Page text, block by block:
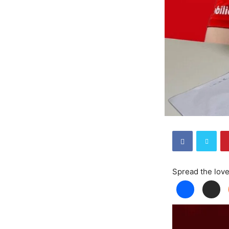
Spread the love